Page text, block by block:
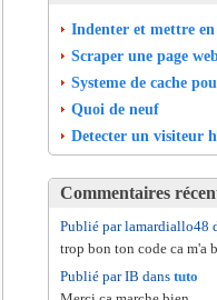
Indenter et mettre
Scraper une page
Systeme de cache
Quoi de neuf
Detecter un visiteur
Commentaires
Publié par lamardiallo48
trop bon ton code ca m'a
Publié par IB dans tuto